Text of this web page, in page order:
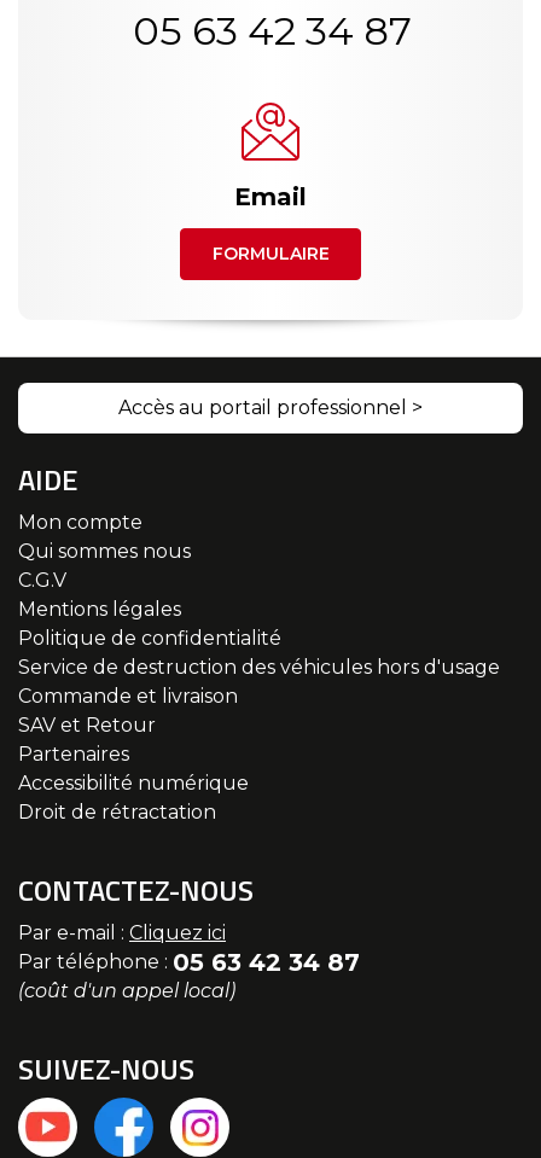
05 63 42 34 87
Email
FORMULAIRE
Accès au portail professionnel >
AIDE
Mon compte
Qui sommes nous
C.G.V
Mentions légales
Politique de confidentialité
Service de destruction des véhicules hors d'usage
Commande et livraison
SAV et Retour
Partenaires
Accessibilité numérique
Droit de rétractation
CONTACTEZ-NOUS
Par e-mail : Cliquez ici
Par téléphone : 05 63 42 34 87
(coût d'un appel local)
SUIVEZ-NOUS